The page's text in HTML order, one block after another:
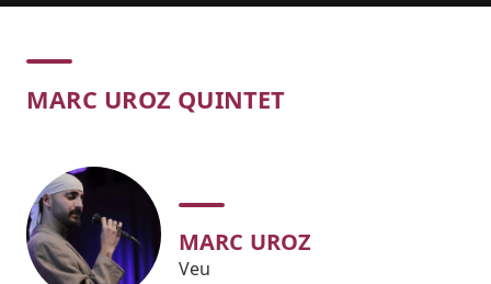
Concert
MARC UROZ QUINTET
MARC UROZ
Veu